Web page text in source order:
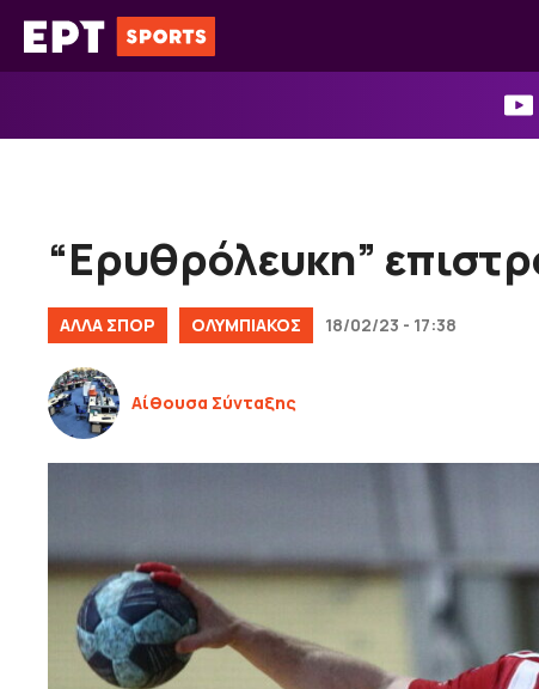
Μετάβαση
σε
“Ερυθρόλευκη”
ΑΛΛΑ ΣΠΟΡ ΟΛΥΜΠΙΑΚΟΣ 18/02/23 - 17:38
Αίθουσα Σύνταξης